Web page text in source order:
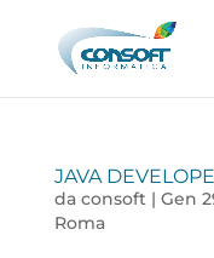
JAVA
da consoft| Gen
Roma